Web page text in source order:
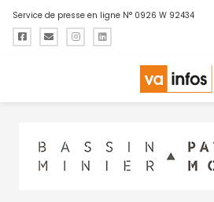
Service de presse en ligne N° 0926 W 92434